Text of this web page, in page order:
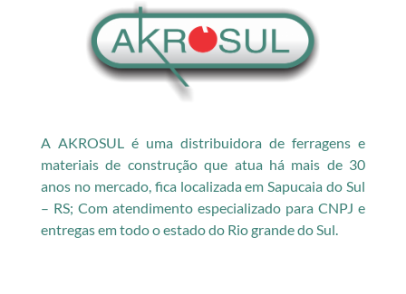
A AKROSUL é uma distribuidora de ferragens e
materiais de construção que atua há mais de 30
anos no mercado, fica localizada em Sapucaia do Sul
– RS; Com atendimento especializado para CNPJ e
entregas em todo o estado do Rio grande do Sul.